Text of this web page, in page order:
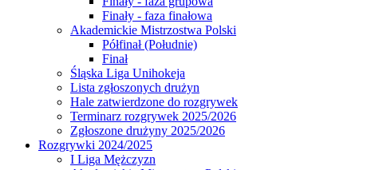
Finały - faza finałowa
Akademickie Mistrzostwa Polski
Półfinał (Południe)
Finał
Śląska Liga Unihokeja
Lista zgłoszonych drużyn
Hale zatwierdzone do rozgrywek
Terminarz rozgrywek 2025/2026
Zgłoszone drużyny 2025/2026
Rozgrywki 2024/2025
I Liga Mężczyzn